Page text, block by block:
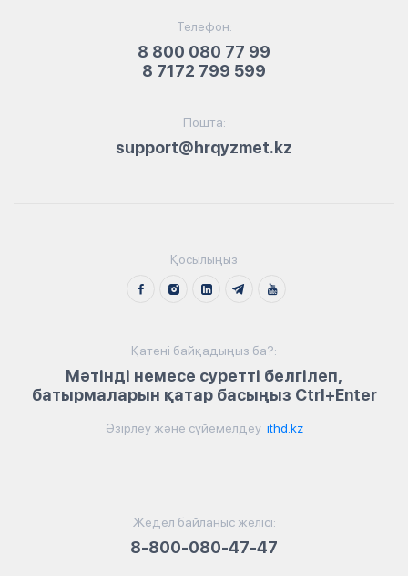
Телефон:
8 800 080 77 99
8 7172 799 599
Пошта:
support@hrqyzmet.kz
Қосылыңыз
Қатені байқадыңыз ба?:
Мәтінді немесе суретті белгілеп,
батырмаларын қатар басыңыз Ctrl+Enter
Әзірлеу және сүйемелдеу ithd.kz
Жедел байланыс желісі:
8-800-080-47-47